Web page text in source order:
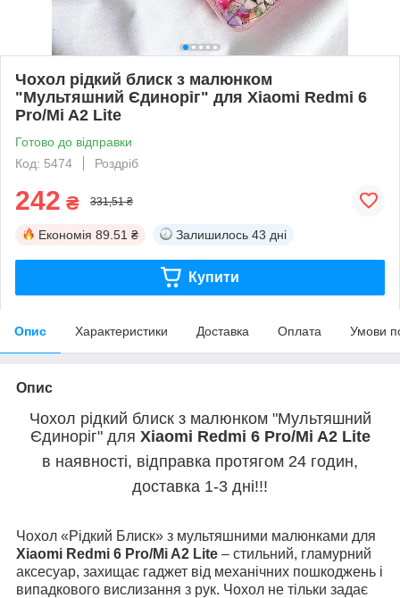
Чохол рідкий блиск з малюнком
"Мультяшний Єдиноріг" для Xiaomi Redmi 6
Pro/Mi A2 Lite
Готово до відправки
Код: 5474
Роздріб
242 ₴ 331,51 ₴
Економія 89.51 ₴ Залишилось 43 дні
Купити
Опис Характеристики Доставка Оплата Умови
Опис
Чохол рідкий блиск з малюнком "Мультяшний
Єдиноріг" для Xiaomi Redmi 6 Pro/Mi A2 Lite
в наявності, відправка протягом 24 годин,
доставка 1-3 дні!!!
Чохол «Рідкий Блиск» з мультяшними малюнками для
Xiaomi Redmi 6 Pro/Mi A2 Lite – стильний, гламурний
аксесуар, захищає гаджет від механічних пошкоджень і
випадкового вислизання з рук. Чохол не тільки задає